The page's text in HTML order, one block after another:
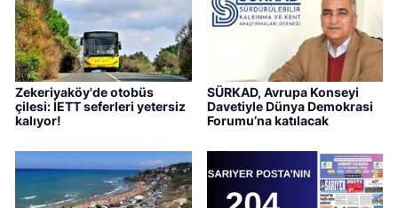
Zekeriyaköy'de otobüs
çilesi: İETT seferleri yetersiz
kalıyor!
SÜRKAD, Avrupa Konseyi
Davetiyle Dünya Demokrasi
Forumu’na katılacak